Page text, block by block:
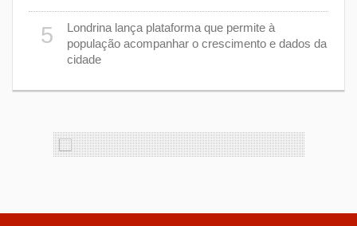
5
Londrina lança plataforma que permite à
população acompanhar o crescimento e dados da
cidade